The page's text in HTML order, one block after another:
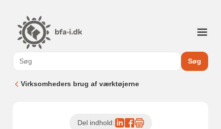
Søg
Virksomheders brug af værktøjerne
Del indhold: